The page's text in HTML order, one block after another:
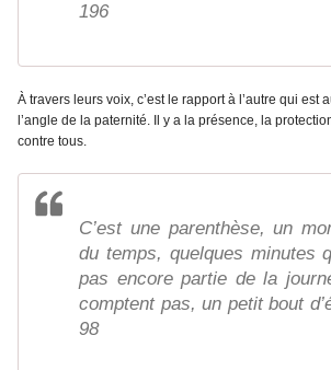
196
À travers leurs voix, c’est le rapport à l’autre qui est
l’angle de la paternité. Il y a la présence, la
contre tous.
C’est une parenthèse, un
du temps, quelques minutes
pas encore partie de la
comptent pas, un petit bout
98